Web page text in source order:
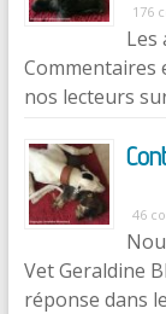
176
Les
Commentaires
nos lecteurs
46
Vet Geraldine
réponse dans